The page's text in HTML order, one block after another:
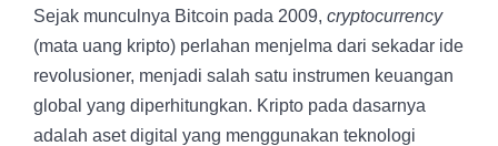
Sejak munculnya Bitcoin pada 2009, cryptocurrency
(mata uang kripto) perlahan menjelma dari sekadar ide
revolusioner, menjadi salah satu instrumen keuangan
global yang diperhitungkan. Kripto pada dasarnya
adalah aset digital yang menggunakan teknologi